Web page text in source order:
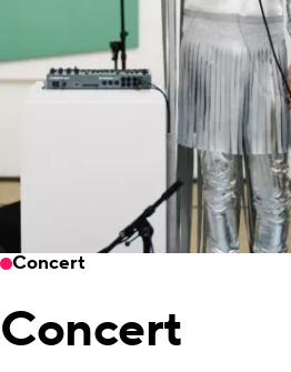
Concert
Concert